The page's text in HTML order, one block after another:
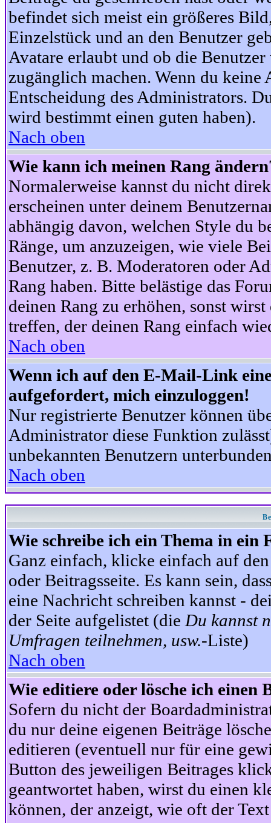
befindet sich meist ein größeres
Einzelstück und an den Benutzer
Avatare erlaubt und ob die
zugänglich machen. Wenn du keine
Entscheidung des Administrators.
wird bestimmt einen guten haben).
Nach oben
Wie kann ich meinen Rang
Normalerweise kannst du nicht
erscheinen unter deinem
abhängig davon, welchen Style du
Ränge, um anzuzeigen, wie viele
Benutzer, z. B. Moderatoren oder
Rang haben. Bitte belästige das
deinen Rang zu erhöhen, sonst
treffen, der deinen Rang einfach
Nach oben
Wenn ich auf den E-Mail-Link
aufgefordert, mich einzuloggen!
Nur registrierte Benutzer können
Administrator diese Funktion
unbekannten Benutzern
Nach oben
Wie schreibe ich ein Thema in ein
Ganz einfach, klicke einfach auf
oder Beitragsseite. Es kann sein,
eine Nachricht schreiben kannst -
der Seite aufgelistet (die Du kannst
Umfragen teilnehmen, usw.-Liste)
Nach oben
Wie editiere oder lösche ich einen
Sofern du nicht der
du nur deine eigenen Beiträge
editieren (eventuell nur für eine
Button des jeweiligen Beitrages
geantwortet haben, wirst du einen
können, der anzeigt, wie oft der